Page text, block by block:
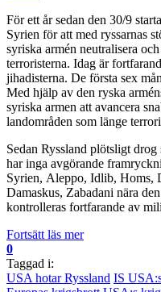
För ett år sedan den 30/9
Syrien för att med ryssarnas
syriska armén neutralisera
terroristerna. Idag är
jihadisterna. De första sex
Med hjälp av den ryska
syriska armen att avancera
landområden som länge
Sedan Ryssland plötsligt
har inga avgörande
Syrien, Aleppo, Idlib, Homs,
Damaskus, Zabadani nära
kontrolleras fortfarande av
Fortsätt läs mer
0
Taggad i:
USA hotar Ryssland IS